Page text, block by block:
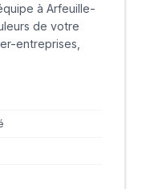
à Arfeuille-
de votre
entreprises,